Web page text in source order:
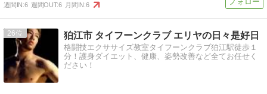
週間IN:6 週間OUT:6 月間IN:6
26 狛江市 タイフーンクラブ エリヤの日々是好日
格闘技エクササイズ教室タイフーンクラブ狛江駅徒歩１
分！護身ダイエット、健康、姿勢改善など全てお任せく
ださい！